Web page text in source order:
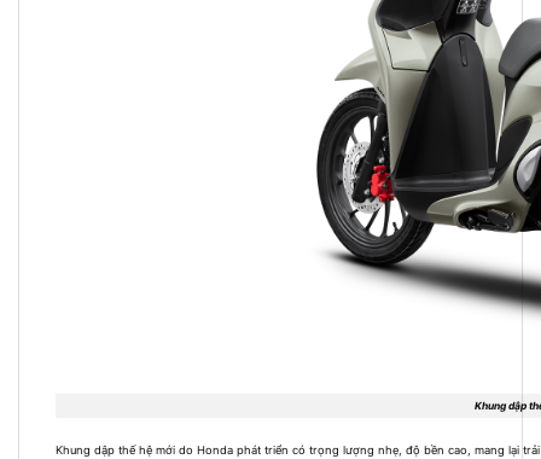
Khung dập
Khung dập thế hệ mới do Honda phát triển có trọng lượng nhẹ, độ bền cao, mang lại trải